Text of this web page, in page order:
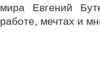
мира Евгений
работе, мечтах и